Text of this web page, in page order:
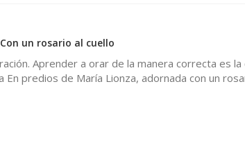
un rosario al cuello
Aprender a orar de la manera correcta es la
En predios de María Lionza, adornada con un